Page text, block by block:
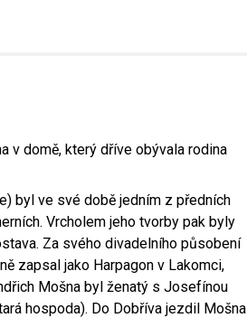
v domě, který dříve obývala rodina
byl ve své době jedním z předních
Vrcholem jeho tvorby pak byly
Za svého divadelního působení
zapsal jako Harpagon v Lakomci,
Mošna byl ženatý s Josefínou
hospoda). Do Dobříva jezdil Mošna